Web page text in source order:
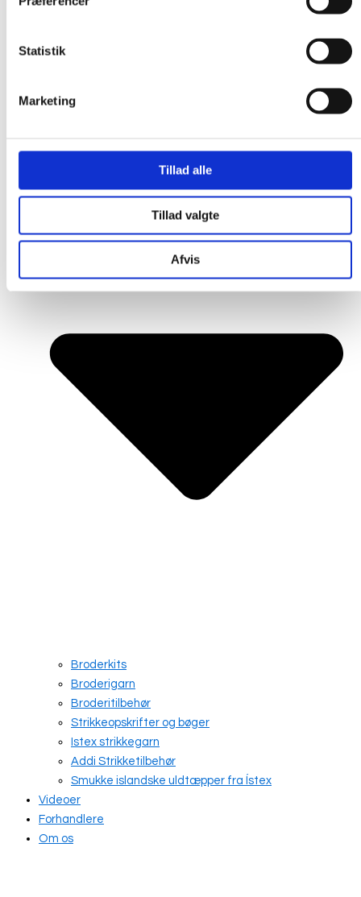
Statistik
Marketing
Tillad alle
Tillad valgte
Afvis
Broderkits
Broderigarn
Broderitilbehør
Strikkeopskrifter og bøger
Istex strikkegarn
Addi Strikketilbehør
Smukke islandske uldtæpper fra Ístex
Videoer
Forhandlere
Om os